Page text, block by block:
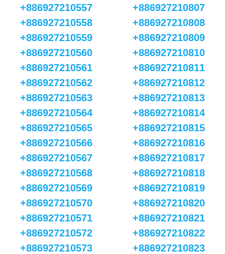
+886927210557
+886927210558
+886927210559
+886927210560
+886927210561
+886927210562
+886927210563
+886927210564
+886927210565
+886927210566
+886927210567
+886927210568
+886927210569
+886927210570
+886927210571
+886927210572
+886927210573
+886927210807
+886927210808
+886927210809
+886927210810
+886927210811
+886927210812
+886927210813
+886927210814
+886927210815
+886927210816
+886927210817
+886927210818
+886927210819
+886927210820
+886927210821
+886927210822
+886927210823